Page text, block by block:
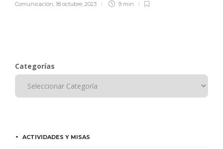
Comunicación, 18 octubre, 2023 9 min
Categorías
ACTIVIDADES Y MISAS